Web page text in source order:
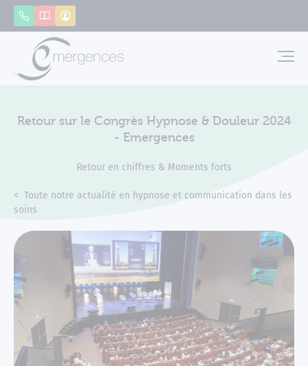
AppelerCatalogue
Retour sur le Congrès Hypnose & Douleur 2024
- Emergences
Retour en chiffres & Moments forts
Accueil
Actualités
Toute notre actualité en hypnose et communication dans les
soins
Panneau de gestion des cookies